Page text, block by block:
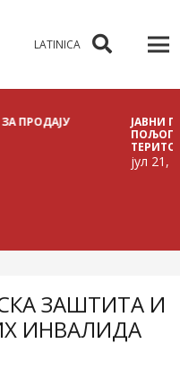
LATINICA
ЈАВНИ ПОЗИВ ЗА
ТЕРИТОРИЈИ
јул 21, 2026
ЗАШТИТА И
ИНВАЛИДА